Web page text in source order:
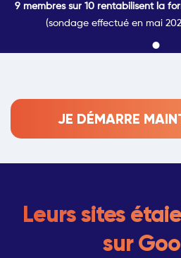
9 membres sur 10 rentabilisent la
(sondage effectué en mai
JE DÉMARRE
Leurs sites
sur